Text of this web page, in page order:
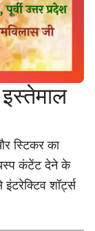
स्टिकर का
कंटेंट देने के
शॉर्ट्स